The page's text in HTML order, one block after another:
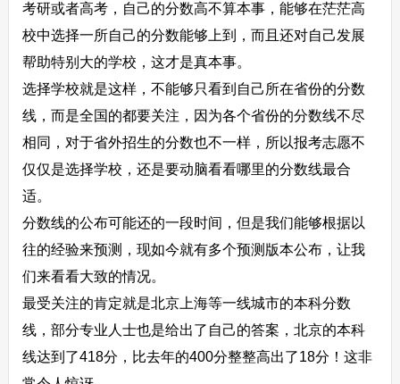
考研或者高考，自己的分数高不算本事，能够在茫茫高
校中选择一所自己的分数能够上到，而且还对自己发展
帮助特别大的学校，这才是真本事。
选择学校就是这样，不能够只看到自己所在省份的分数
线，而是全国的都要关注，因为各个省份的分数线不尽
相同，对于省外招生的分数也不一样，所以报考志愿不
仅仅是选择学校，还是要动脑看看哪里的分数线最合
适。
分数线的公布可能还的一段时间，但是我们能够根据以
往的经验来预测，现如今就有多个预测版本公布，让我
们来看看大致的情况。
最受关注的肯定就是北京上海等一线城市的本科分数
线，部分专业人士也是给出了自己的答案，北京的本科
线达到了418分，比去年的400分整整高出了18分！这非